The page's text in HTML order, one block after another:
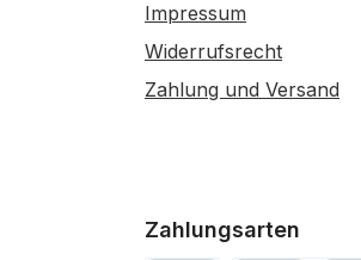
Impressum
Widerrufsrecht
Zahlung und Versand
Zahlungsarten